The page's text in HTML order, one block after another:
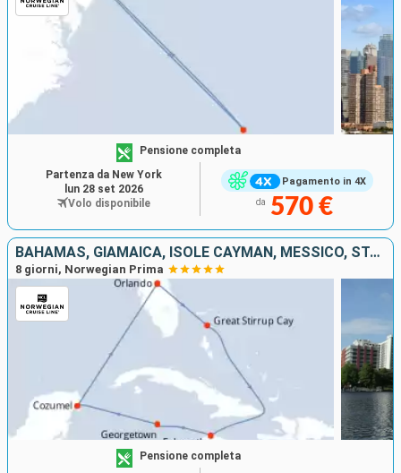
Pagamento in 4X
Pensione completa
da 570 €
Partenza da New York
lun 28 set 2026
Volo disponibile
BAHAMAS, GIAMAICA, ISOLE CAYMAN, MESSICO, STATI UNITI
8 giorni, Norwegian Prima
Pensione completa